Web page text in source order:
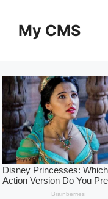
contentMy CMS